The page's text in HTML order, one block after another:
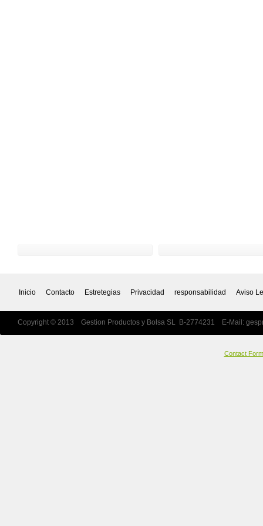
Inicio Contacto Estretegias Privacidad responsabilidad Aviso
Copyright © 2013 Gestion Productos y Bolsa SL B-2774231 E-Mail:
Contact Form